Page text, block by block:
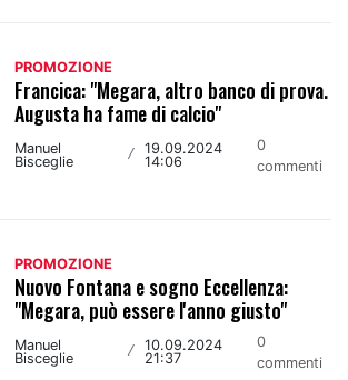
PROMOZIONE
Francica: "Megara, altro banco di prova.
Augusta ha fame di calcio"
Manuel
Bisceglie
/ 19.09.2024
14:06
0
commenti
PROMOZIONE
Nuovo Fontana e sogno Eccellenza:
"Megara, può essere l'anno giusto"
Manuel
Bisceglie
/
10.09.2024
21:37
0
commenti